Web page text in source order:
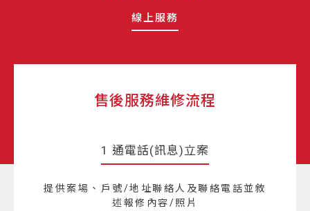
線上服務
售後服務維修流程
1 通電話(訊息)立案
提供案場、戶號/地址聯絡人及聯絡電話並敘
述報修內容/照片